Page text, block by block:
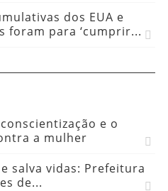
dos EUA e
foram para ‘cumprir...
e o
a mulher
salva vidas: Prefeitura
de...